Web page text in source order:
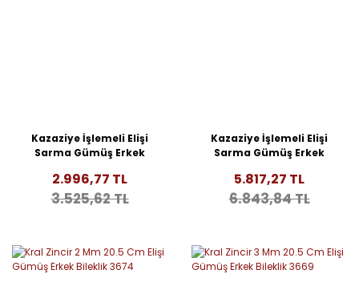
Kazaziye İşlemeli Elişi
Sarma Gümüş Erkek
2.996,77 TL
3.525,62 TL
Kazaziye İşlemeli Elişi
Sarma Gümüş Erkek
5.817,27 TL
6.843,84 TL